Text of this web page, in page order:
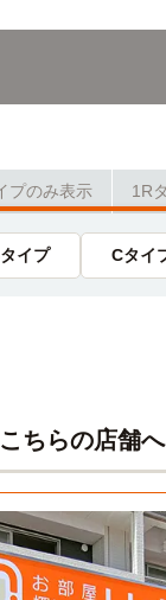
プのみ表示 1R
イプ Cタイ
ちらの店舗へ